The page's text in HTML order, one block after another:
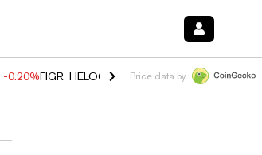
-0.20%FIGR_HELOC $1.017 0.00%HYPE $56.16
Price data by